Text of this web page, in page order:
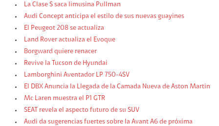
La Clase S saca limusina Pullman
Audi Concept anticipa el estilo de sus nuevas guayines
El Peugeot 208 se actualiza
Land Rover actualiza el Evoque
Borgward quiere renacer
Revive la Tucson de Hyundai
Lamborghini Aventador LP 750-4SV
El DBX Anuncia la Llegada de la Camada Nueva de Aston Martin
Mc Laren muestra el P1 GTR
SEAT revela el aspecto futuro de su SUV
Audi da sugerencias fuertes sobre la Avant A6 de próxima